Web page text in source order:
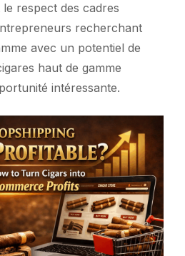
respect des cadres
recherchant
avec un potentiel de
haut de gamme
intéressante.